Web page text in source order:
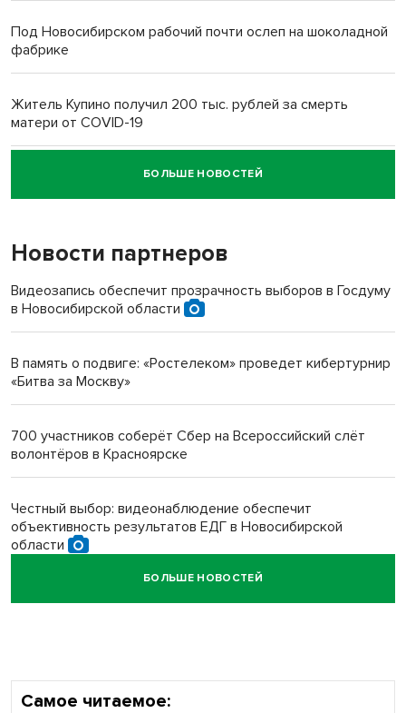
Под Новосибирском рабочий почти ослеп на шоколадной
фабрике
Житель Купино получил 200 тыс. рублей за смерть
матери от COVID-19
Новосибирский суд наказал водителя за смерть
пенсионерки на вокзале
«Мы живём на пастбище!»: в новосибирском селе лошади
терроризируют жителей
Инвалид получил условный срок за избиение врачей
Новосибирский преподаватель с женой вошли в топ-16
Обновлённое отделение ВТБ открылось в Искитиме
БОЛЬШЕ НОВОСТЕЙ
Новости партнеров
Видеозапись обеспечит прозрачность выборов в Госдуму
в Новосибирской области
В память о подвиге: «Ростелеком» проведет кибертурнир
«Битва за Москву»
700 участников соберёт Сбер на Всероссийский слёт
волонтёров в Красноярске
Честный выбор: видеонаблюдение обеспечит
объективность результатов ЕДГ в Новосибирской
области
Кибертанки пошли в бой: «Ростелеком» объявляет
БОЛЬШЕ НОВОСТЕЙ
Самое читаемое: